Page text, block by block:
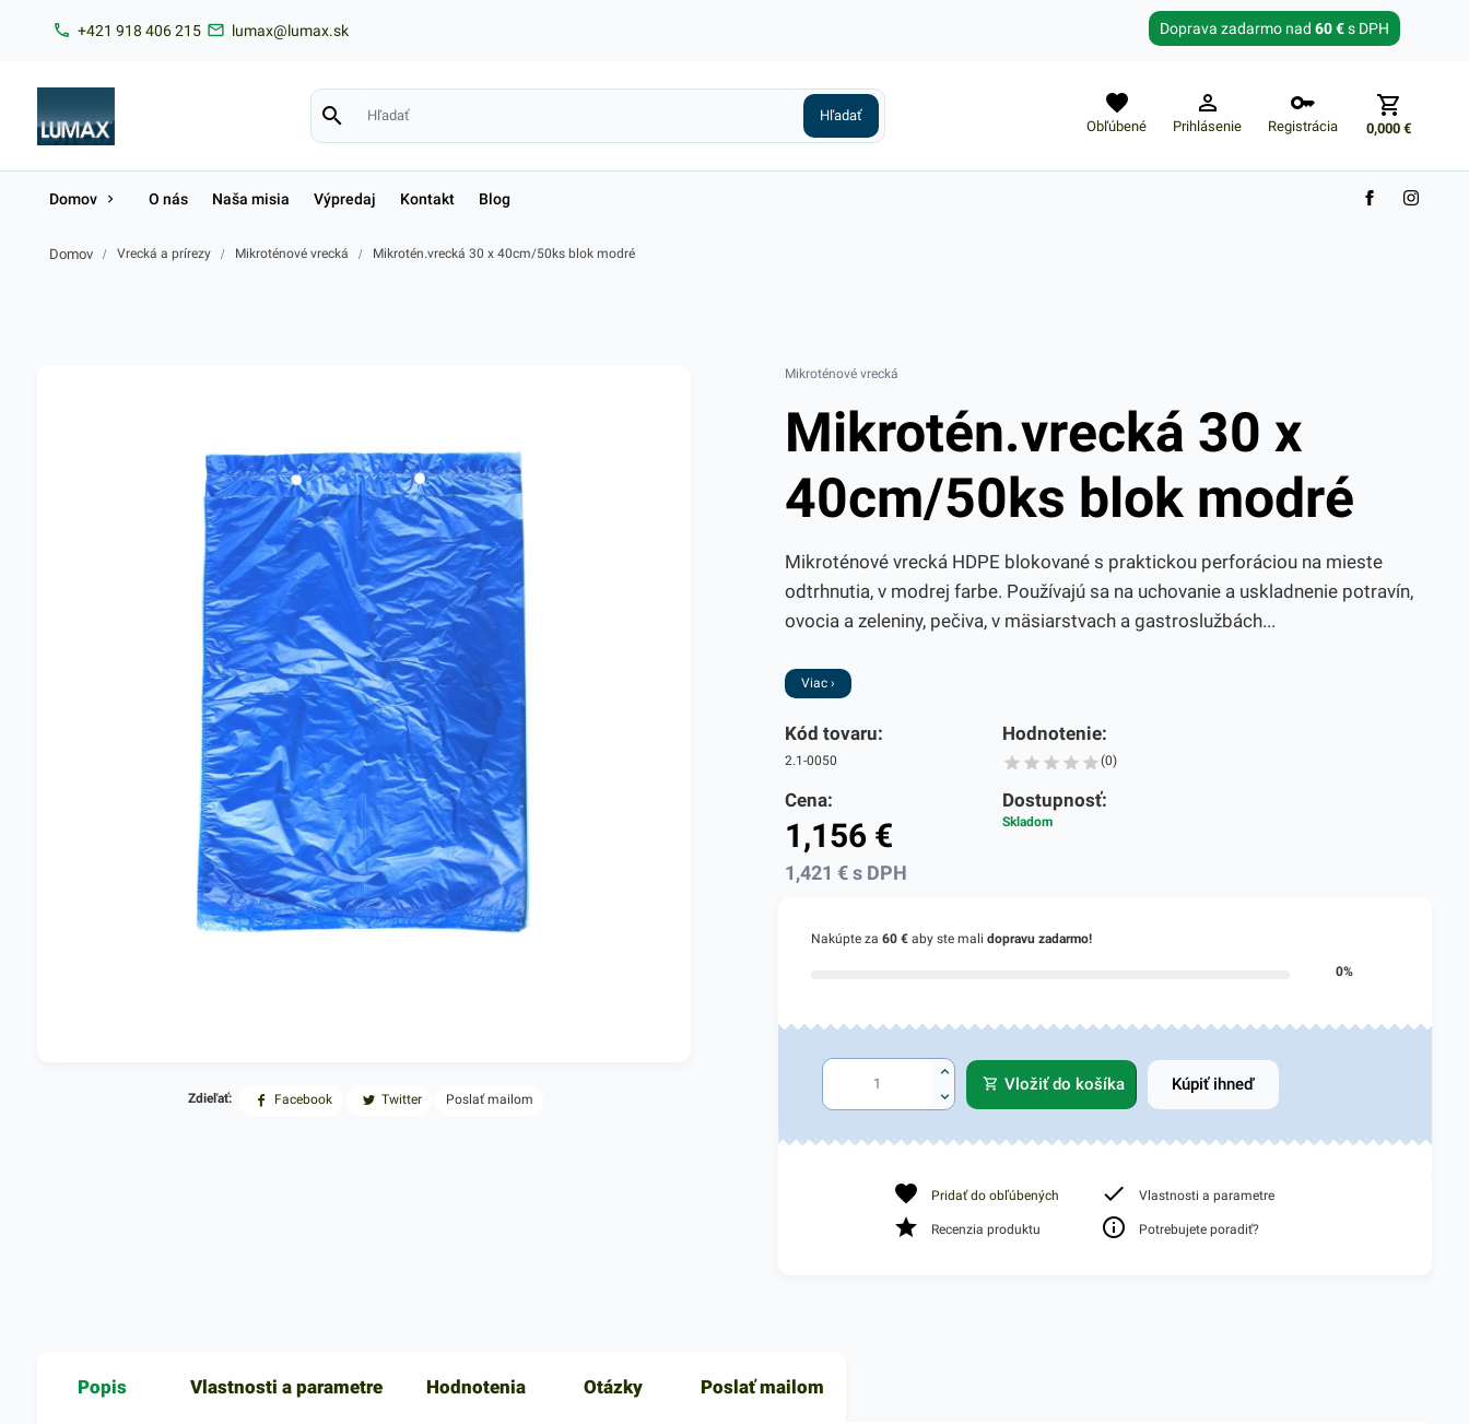
+421 918 406 215 lumax@lumax.sk Doprava zadarmo nad 60 €s DPH
Obľúbené Prihlásenie Registrácia 0,000€
Zabudnuté heslo?
Domov O nás Naša misia Výpredaj Kontakt Blog
Domov / Vrecká a prírezy / Mikroténové vrecká / Mikrotén.vrecká 30 x 40cm/50ks blok modré
Zdieľať: Facebook Twitter Poslať mailom
Mikroténové vrecká
Mikrotén.vrecká 30 x
40cm/50ks blok modré
Mikroténové vrecká HDPE blokované s praktickou perforáciou na mieste
odtrhnutia, v modrej farbe. Používajú sa na uchovanie a uskladnenie potravín,
ovocia a zeleniny, pečiva, v mäsiarstvach a gastroslužbách...
Viac ›
Kód tovaru:
2.1-0050
Hodnotenie:
(0)
Cena:
1,156 €
1,421 €s DPH
Dostupnosť:
Skladom
Nakúpte za 60 €aby ste mali dopravu zadarmo!
0%
Vložiť do košíka Kúpiť ihneď
Pridať do obľúbených Vlastnosti a parametre
Recenzia produktu Potrebujete poradiť?
Popis Vlastnosti a parametre Hodnotenia Otázky Poslať mailom